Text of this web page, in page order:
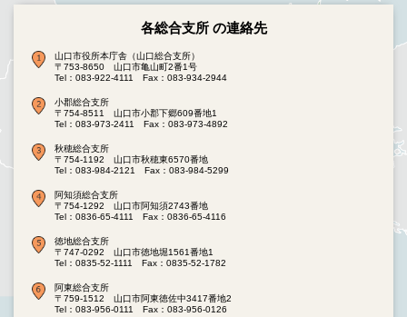
各総合支所 の連絡先
山口市役所本庁舎（山口総合支所）
〒753-8650 山口市亀山町2番1号
Tel：083-922-4111
Fax：083-934-2944
小郡総合支所
〒754-8511 山口市小郡下郷609番地1
Tel：083-973-2411
Fax：083-973-4892
秋穂総合支所
〒754-1192 山口市秋穂東6570番地
Tel：083-984-2121
Fax：083-984-5299
阿知須総合支所
〒754-1292 山口市阿知須2743番地
Tel：0836-65-4111
Fax：0836-65-4116
徳地総合支所
〒747-0292 山口市徳地堀1561番地1
Tel：0835-52-1111
Fax：0835-52-1782
阿東総合支所
〒759-1512 山口市阿東徳佐中3417番地2
Tel：083-956-0111
Fax：083-956-0126